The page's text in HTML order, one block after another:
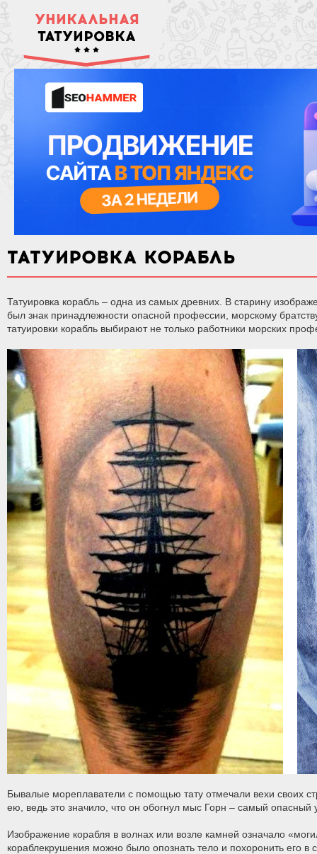
УНИКАЛЬНАЯ
ТАТУИРОВКА
ТАТУИРОВКА КОРАБЛЬ
Татуировка корабль – одна из самых древних. В старину
был знак принадлежности опасной профессии, морскому
татуировки корабль выбирают не только работники морских
Бывалые мореплаватели с помощью тату отмечали вехи своих
ею, ведь это значило, что он обогнул мыс Горн – самый
Изображение корабля в волнах или возле камней означало
кораблекрушения можно было опознать тело и похоронить его в